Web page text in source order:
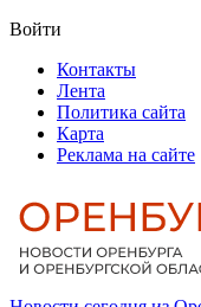
Войти
Контакты
Лента
Политика сайта
Карта
Реклама на сайте